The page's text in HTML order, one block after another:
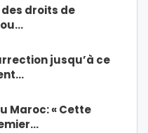
droits de
ou…
jusqu’à ce
Maroc: « Cette